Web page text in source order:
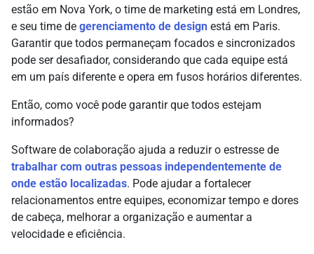
estão em Nova York, o time de marketing está em Londres,
e seu time de gerenciamento de design está em Paris.
Garantir que todos permaneçam focados e sincronizados
pode ser desafiador, considerando que cada equipe está
em um país diferente e opera em fusos horários diferentes.
Então, como você pode garantir que todos estejam
informados?
Software de colaboração ajuda a reduzir o estresse de
trabalhar com outras pessoas independentemente de
onde estão localizadas. Pode ajudar a fortalecer
relacionamentos entre equipes, economizar tempo e dores
de cabeça, melhorar a organização e aumentar a
velocidade e eficiência.